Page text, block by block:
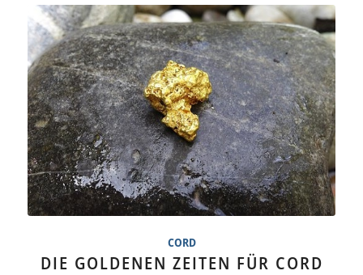
CORD
DIE GOLDENEN ZEITEN FÜR CORD